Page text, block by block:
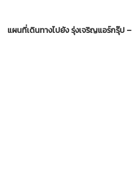
แผนที่เดินทางไปยัง รุ่งเจริญแอร์กรุ๊ป –